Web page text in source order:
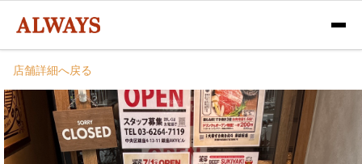
店舗詳細へ戻る